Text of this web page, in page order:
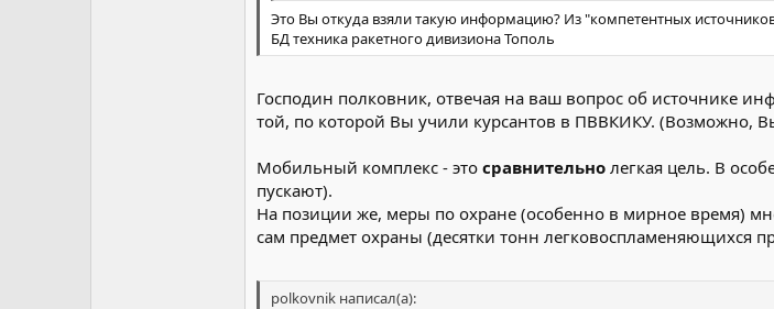
Это Вы откуда взяли такую информацию? Из "компетентных
БД техника ракетного дивизиона Тополь
Господин полковник, отвечая на ваш вопрос об источнике
той, по которой Вы учили курсантов в ПВВКИКУ. (Возможно,
Мобильный комплекс - это сравнительно легкая цель. В
пускают).
На позиции же, меры по охране (особенно в мирное время)
сам предмет охраны (десятки тонн легковоспламеняющихся
polkovnik написал(а):